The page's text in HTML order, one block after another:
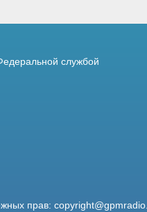
службой
прав: